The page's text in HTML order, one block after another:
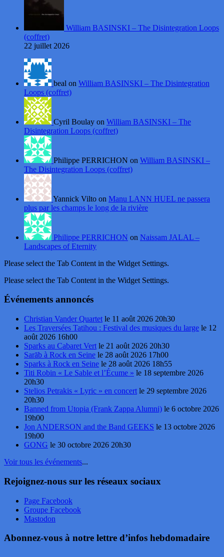
William BASINSKI – The Disintegration Loops
(coffret)
22 juillet 2026
beal on William BASINSKI – The Disintegration
Loops (coffret)
Cyril Boulay on William BASINSKI – The
Disintegration Loops (coffret)
Philippe PERRICHON on William BASINSKI –
The Disintegration Loops (coffret)
Yannick Vilto on Manu LANN HUEL ne passera
plus par les champs le long de la rivière
Philippe PERRICHON on Naissam JALAL –
Landscapes of Eternity
Please select the Tab Content in the Widget Settings.
Please select the Tab Content in the Widget Settings.
Événements annoncés
Christian Vander Quartet le 11 août 2026 20h30
Les Traversées Tatihou : Festival des musiques du large le 12
août 2026 16h00
Sparks au Cabaret Vert le 21 août 2026 20h30
Sarāb à Rock en Seine le 28 août 2026 17h00
Sparks à Rock en Seine le 28 août 2026 18h55
Titi Robin « Le Sable et l’Écume » le 18 septembre 2026
20h30
Stelios Petrakis « Lyric » en concert le 29 septembre 2026
20h30
Banned from Utopia (Frank Zappa Alumni) le 6 octobre 2026
19h00
Jon ANDERSON and the Band GEEKS le 13 octobre 2026
19h00
GONG le 30 octobre 2026 20h30
Voir tous les événements...
Rejoignez-nous sur les réseaux sociaux
Page Facebook
Groupe Facebook
Mastodon
Abonnez-vous à notre lettre d’infos hebdomadaire